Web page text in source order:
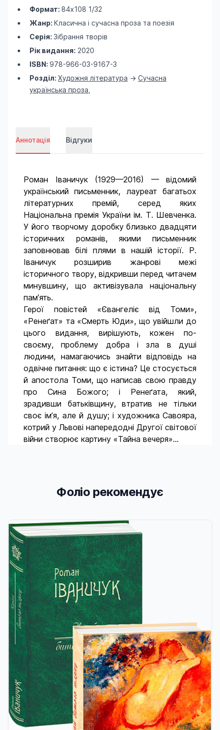
Формат: 84х108 1/32
Жанр: Класична і сучасна проза та поезія
Серія: Зібрання творів
Рік видання: 2020
ISBN: 978-966-03-9167-3
Розділ: Художня література -> Сучасна
українська проза
Аннотація Відгуки
Роман Іваничук (1929—2016) — відомий
український письменник, лауреат багатьох
літературних премій, серед яких
Національна премія України ім. Т. Шевченка.
У його творчому доробку близько двадцяти
історичних романів, якими письменник
заповнював білі плями в нашій історії. Р.
Іваничук розширив жанрові межі
історичного твору, відкривши перед читачем
минувшину, що активізувала національну
пам’ять.
Герої повістей «Євангеліє від Томи»,
«Ренеґат» та «Смерть Юди», що увійшли до
цього видання, вирішують, кожен по-
своєму, проб­лему добра і зла в душі
людини, намагаючись знайти відповідь на
одвічне питання: що є істина? Це стосується
й апостола Томи, що написав свою правду
про Сина Божого; і Ренеґата, який,
зрадивши батьківщину, втратив не тільки
своє ім’я, але й душу; і художника Савояра,
котрий у Львові напередодні Другої світової
війни створює картину «Тайна вечеря»...
Фоліо рекомендує